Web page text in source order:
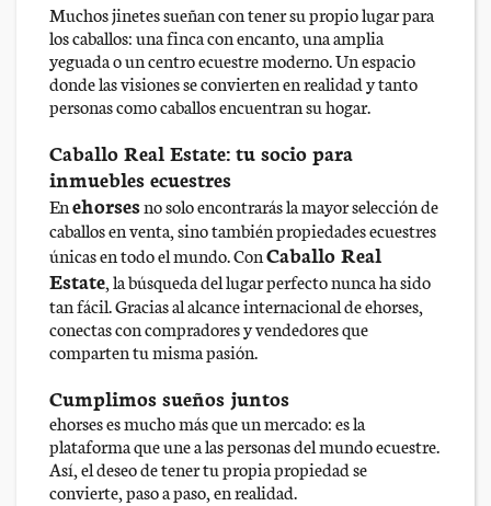
Muchos jinetes sueñan con tener su propio lugar para
los caballos: una finca con encanto, una amplia
yeguada o un centro ecuestre moderno. Un espacio
donde las visiones se convierten en realidad y tanto
personas como caballos encuentran su hogar.
Caballo Real Estate: tu socio para
inmuebles ecuestres
Enehorsesno solo encontrarás la mayor selección de
caballos en venta, sino también propiedades ecuestres
únicas en todo el mundo. ConCaballo Real
Estate, la búsqueda del lugar perfecto nunca ha sido
tan fácil. Gracias al alcance internacional de ehorses,
conectas con compradores y vendedores que
comparten tu misma pasión.
Cumplimos sueños juntos
ehorses es mucho más que un mercado: es la
plataforma que une a las personas del mundo ecuestre.
Así, el deseo de tener tu propia propiedad se
convierte, paso a paso, en realidad.